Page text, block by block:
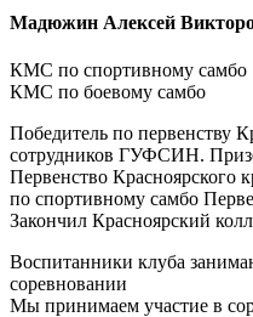
Мадюжин Алексей
КМС по спортивному самбо
КМС по боевому самбо
Победитель по первенству
сотрудников ГУФСИН.
Первенство Красноярского
по спортивному самбо
Закончил Красноярский
Воспитанники клуба
соревновании
Мы принимаем участие в